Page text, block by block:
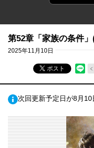
第52章「家族の条件」
2025年11月10日
ポスト
次回更新予定日が8月